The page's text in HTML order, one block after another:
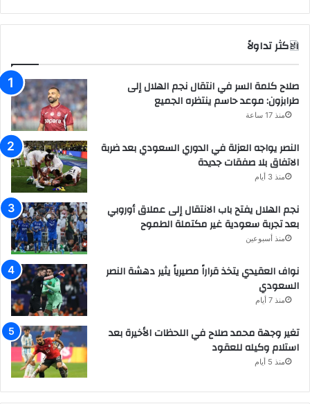
الاكثر تداولاً
صلاح كلمة السر في انتقال نجم الهلال إلى
طرابزون: موعد حاسم ينتظره الجميع
منذ 17 ساعة
النصر يواجه العزلة في الدوري السعودي بعد ضربة
الاتفاق بلا صفقات جديدة
منذ 3 أيام
نجم الهلال يفتح باب الانتقال إلى عملاق أوروبي
بعد تجربة سعودية غير مكتملة الطموح
منذ أسبوعين
نواف العقيدي يتخذ قراراً مصيرياً يثير دهشة النصر
السعودي
منذ 7 أيام
تغير وجهة محمد صلاح في اللحظات الأخيرة بعد
استلام وكيله للعقود
منذ 5 أيام